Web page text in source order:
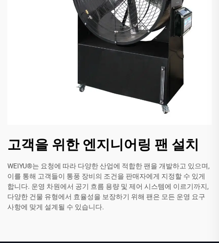
고객을 위한 엔지니어링 팬 설치
WEIYU®는 요청에 따라 다양한 산업에 적합한 팬을 개발하고 있으며,
이를 통해 고객들이 통풍 장비의 조건을 판매자에게 지정할 수 있게
합니다. 운영 차원에서 공기 흐름 용량 및 제어 시스템에 이르기까지,
다양한 건물 유형에서 효율성을 보장하기 위해 팬은 모든 운영 요구
사항에 맞게 설계될 수 있습니다.